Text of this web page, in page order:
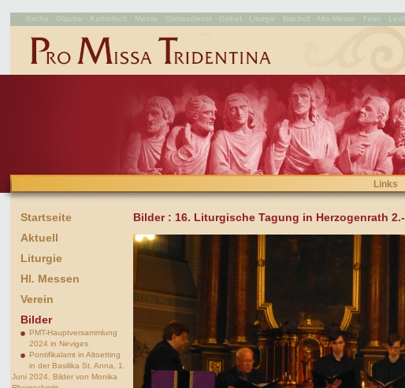
Kirche · Glaube · Katholisch · Messe · Gottesdienst · Gebet · Liturgie · Bischof · Alte-Messe · Feier ·
Links
Startseite
Aktuell
Liturgie
Hl. Messen
Verein
Bilder
PMT-Hauptversammlung
2024 in Neviges
Pontifikalamt in Altoetting
in der Basilika St. Anna, 1.
Juni 2024, Bilder von Monika
Bilder : 16. Liturgische Tagung in Herzogenrath